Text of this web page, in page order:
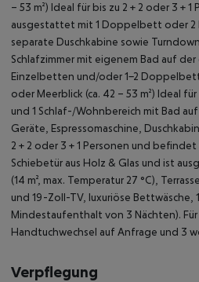
– 53 m²) Ideal für bis zu 2 + 2 oder 3 +
ausgestattet mit 1 Doppelbett oder 2
separate Duschkabine sowie
Schlafzimmer mit eigenem Bad auf
Einzelbetten und/oder 1-2
oder Meerblick (ca. 42 – 53 m²) Ideal für
und 1 Schlaf-/Wohnbereich mit Bad
Geräte, Espressomaschine,
2 + 2 oder 3 + 1 Personen und
Schiebetür aus Holz & Glas und ist
(14 m², max. Temperatur 27 °C),
und 19-Zoll-TV, luxuriöse
Mindestaufenthalt von 3 Nächten).
Handtuchwechsel auf Anfrage und 3
Verpflegung